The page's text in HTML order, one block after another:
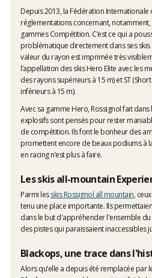
Depuis 2013, la Fédération Internationale
réglementations concernant, notamment,
gammes Compétition. C’est ce qui a
problématique directement dans ses skis
valeur du rayon est imprimée très
l’appellation des skis Hero Elite avec les
des rayons supérieurs à 15 m) et ST
inférieurs à 15 m).
Avec sa gamme Hero, Rossignol fait dans
explosifs sont pensés pour rester
de compétition. Ils font le bonheur des
promettent encore de beaux podiums à
en racing n’est plus à faire.
Les skis all-mountain
Parmi lesskis Rossignol all mountain,
tenu une place importante. Ils
dans le but d'appréhender l'ensemble
des pistes qui paraissaient inaccessibles
Blackops, une trace dans
Alors qu’elle a depuis été remplacée par